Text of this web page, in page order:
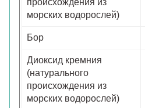
морских водорослей)
Бор
Диоксид кремния
(натурального
происхождения из
морских водорослей)